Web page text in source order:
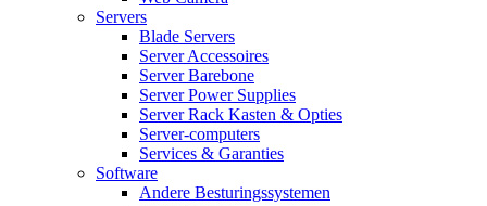
Servers
Blade Servers
Server Accessoires
Server Barebone
Server Power Supplies
Server Rack Kasten & Opties
Server-computers
Services & Garanties
Software
Andere Besturingssystemen